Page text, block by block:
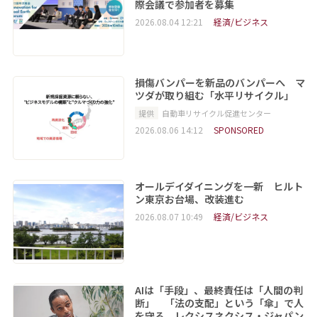
際会議で参加者を募集
2026.08.04 12:21 経済/ビジネス
損傷バンパーを新品のバンパーへ マ
ツダが取り組む「水平リサイクル」
提供 自動車リサイクル促進センター
2026.08.06 14:12 SPONSORED
オールデイダイニングを一新 ヒルト
ン東京お台場、改装進む
2026.08.07 10:49 経済/ビジネス
AIは「手段」、最終責任は「人間の判
断」 「法の支配」という「傘」で人